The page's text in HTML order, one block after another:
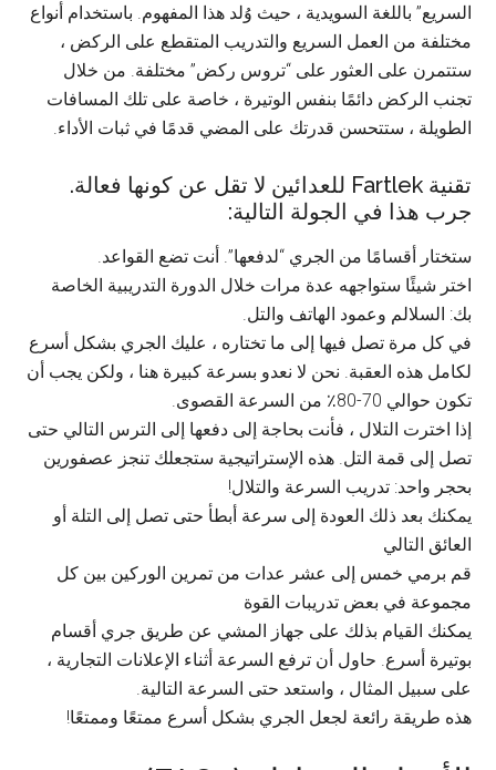
السريع” باللغة السويدية ، حيث وُلد هذا المفهوم. باستخدام أنواع
مختلفة من العمل السريع والتدريب المتقطع على الركض ،
ستتمرن على العثور على “تروس ركض” مختلفة. من خلال
تجنب الركض دائمًا بنفس الوتيرة ، خاصة على تلك المسافات
الطويلة ، ستتحسن قدرتك على المضي قدمًا في ثبات الأداء.
تقنية Fartlek للعدائين لا تقل عن كونها فعالة.
جرب هذا في الجولة التالية:
ستختار أقسامًا من الجري “لدفعها”. أنت تضع القواعد.
اختر شيئًا ستواجهه عدة مرات خلال الدورة التدريبية الخاصة
بك: السلالم وعمود الهاتف والتل.
في كل مرة تصل فيها إلى ما تختاره ، عليك الجري بشكل أسرع
لكامل هذه العقبة. نحن لا نعدو بسرعة كبيرة هنا ، ولكن يجب أن
تكون حوالي 70-80٪ من السرعة القصوى.
إذا اخترت التلال ، فأنت بحاجة إلى دفعها إلى الترس التالي حتى
تصل إلى قمة التل. هذه الإستراتيجية ستجعلك تنجز عصفورين
بحجر واحد: تدريب السرعة والتلال!
يمكنك بعد ذلك العودة إلى سرعة أبطأ حتى تصل إلى التلة أو
العائق التالي
قم برمي خمس إلى عشر عدات من تمرين الوركين بين كل
مجموعة في بعض تدريبات القوة
يمكنك القيام بذلك على جهاز المشي عن طريق جري أقسام
بوتيرة أسرع. حاول أن ترفع السرعة أثناء الإعلانات التجارية ،
على سبيل المثال ، واستعد حتى السرعة التالية.
هذه طريقة رائعة لجعل الجري بشكل أسرع ممتعًا وممتعًا!